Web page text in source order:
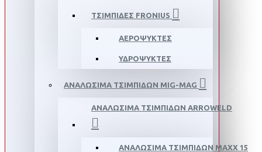
ΤΣΙΜΠΙΔΕΣ FRONIUS
ΑΕΡΟΨΥΚΤΕΣ
ΥΔΡΟΨΥΚΤΕΣ
ΑΝΑΛΩΣΙΜΑ ΤΣΙΜΠΙΔΩΝ MIG-MAG
ΑΝΑΛΩΣΙΜΑ ΤΣΙΜΠΙΔΩΝ ΑRROWELD
ΑΝΑΛΩΣΙΜΑ ΤΣΙΜΠΙΔΩΝ MAXX 15